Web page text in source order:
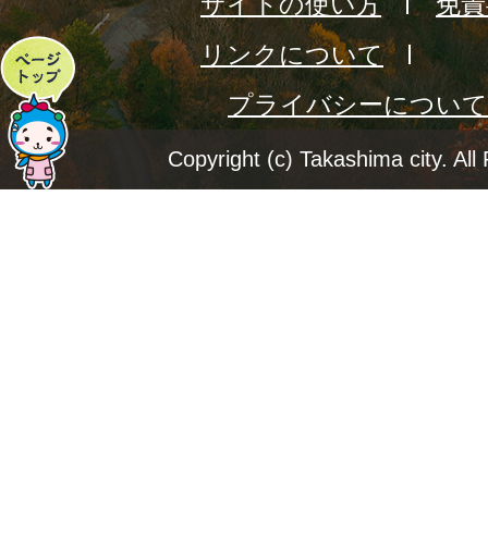
ペ
ー
ジ
リンクについて
プライバシーについて
Copyright (c) Takashima city. All